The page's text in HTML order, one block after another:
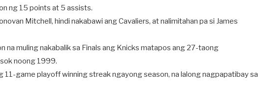
ng 15 points at 5 assists.
Mitchell, hindi nakabawi ang Cavaliers, at nalimitahan pa si James
na muling nakabalik sa Finals ang Knicks matapos ang 27-taong
noong 1999.
11-game playoff winning streak ngayong season, na lalong nagpapatibay sa